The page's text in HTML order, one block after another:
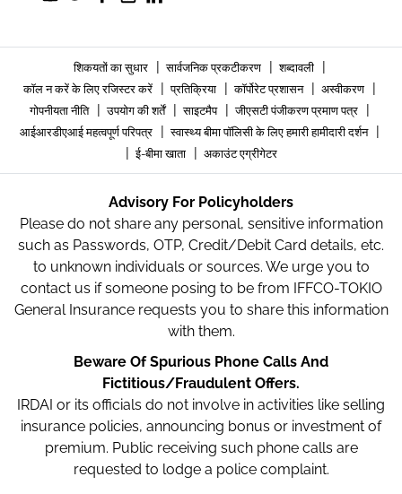
शिकयतों का सुधार | सार्वजनिक प्रकटीकरण | शब्दावली |
कॉल न करें के लिए रजिस्टर करें | प्रतिक्रिया | कॉर्पोरेट प्रशासन | अस्वीकरण |
गोपनीयता नीति | उपयोग की शर्तें | साइटमैप | जीएसटी पंजीकरण प्रमाण पत्र |
आईआरडीएआई महत्वपूर्ण परिपत्र | स्वास्थ्य बीमा पॉलिसी के लिए हमारी हामीदारी दर्शन |
| ई-बीमा खाता | अकाउंट एग्रीगेटर
Advisory For Policyholders
Please do not share any personal, sensitive information
such as Passwords, OTP, Credit/Debit Card details, etc.
to unknown individuals or sources. We urge you to
contact us if someone posing to be from IFFCO-TOKIO
General Insurance requests you to share this information
with them.
Beware Of Spurious Phone Calls And
Fictitious/Fraudulent Offers.
IRDAI or its officials do not involve in activities like selling
insurance policies, announcing bonus or investment of
premium. Public receiving such phone calls are
requested to lodge a police complaint.